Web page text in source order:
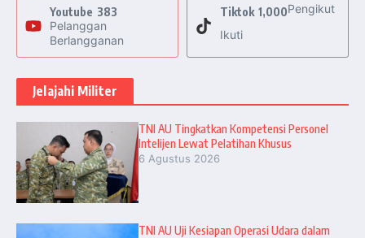
Youtube 383
Pelanggan
Berlangganan
Tiktok 1,000Pengikut
Ikuti
Jelajahi Militer
TNI AU Tingkatkan Kompetensi Personel
Intelijen Lewat Pelatihan Khusus
6 Agustus 2026
TNI AU Uji Kesiapan Operasi Udara dalam